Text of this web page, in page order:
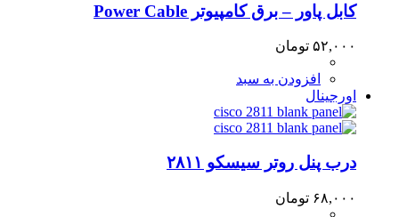
کابل پاور – برق کامپیوتر Power Cable
۵۲,۰۰۰ تومان
افزودن به سبد
اورجینال
درب پنل روتر سیسکو ۲۸۱۱
۶۸,۰۰۰ تومان